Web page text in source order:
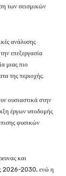
των σεισμικών
ανάλυσης
επεξεργασία
μιας πιο
της περιοχής.
ουσιαστικά στην
έργων υποδομής
φυσικών
και
2026-2030, ενώ η